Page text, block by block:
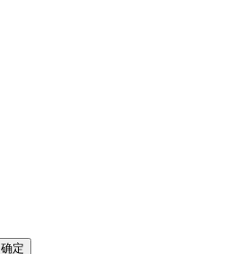
确定